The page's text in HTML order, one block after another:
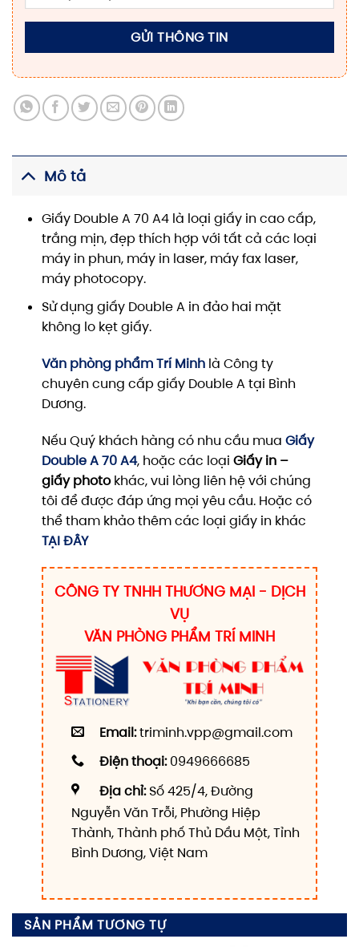
Mô tả
Giấy Double A 70 A4 là loại giấy in cao cấp,
trắng mịn, đẹp thích hợp với tất cả các loại
máy in phun, máy in laser, máy fax laser,
máy photocopy.
Sử dụng giấy Double A in đảo hai mặt
không lo kẹt giấy.
Văn phòng phẩm Trí Minhlà Công ty
chuyên cung cấp giấy Double A tại Bình
Dương.
Nếu Quý khách hàng có nhu cầu mua Giấy
Double A 70 A4, hoặc các loại Giấy in –
giấy photokhác, vui lòng liên hệ với chúng
tôi để được đáp ứng mọi yêu cầu. Hoặc có
thể tham khảo thêm các loại giấy in khác
TẠI ĐÂY
CÔNG TY TNHH THƯƠNG MẠI - DỊCH
VỤ
VĂN PHÒNG PHẨM TRÍ MINH
Email:triminh.vpp@gmail.com
Điện thoại:0949666685
Địa chỉ:Số 425/4, Đường
Nguyễn Văn Trỗi, Phường Hiệp
Thành, Thành phố Thủ Dầu Một, Tỉnh
Bình Dương, Việt Nam
SẢN PHẨM TƯƠNG TỰ